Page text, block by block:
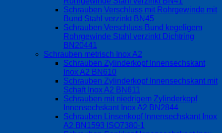
Schrauben Verschluss mit Rohrgewinde mit
Bund Stahl verzinkt BN45
Schrauben Verschluss Bund kegeligem
Rohrgewinde Stahl verzinkt Dichtring
BN20441
Schrauben metrisch Inox A2
Schrauben Zylinderkopf Innensechskant
Inox A2 BN610
Schrauben Zylinderkopf Innensechskant mit
Schaft Inox A2 BN611
Schrauben mit niedrigem Zylinderkopf
Innensechskant Inox A2 BN2844
Schrauben Linsenkopf Innensechskant Inox
A2 BN1593 ISO7380-1